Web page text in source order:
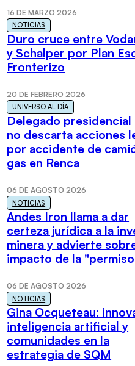
16 DE MARZO 2026
NOTICIAS
Duro cruce entre
y Schalper por Plan
Fronterizo
20 DE FEBRERO 2026
UNIVERSO AL DÍA
Delegado presidencial
no descarta acciones
por accidente de
gas en Renca
06 DE AGOSTO 2026
NOTICIAS
Andes Iron llama a dar
certeza jurídica a la
minera y advierte
impacto de la
06 DE AGOSTO 2026
NOTICIAS
Gina Ocqueteau:
inteligencia artificial y
comunidades en la
estrategia de SQM